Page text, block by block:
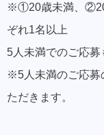
※①20歳未満、
ぞれ1名以上
5人未満でのご応募
※5人未満のご応募
ただきます。